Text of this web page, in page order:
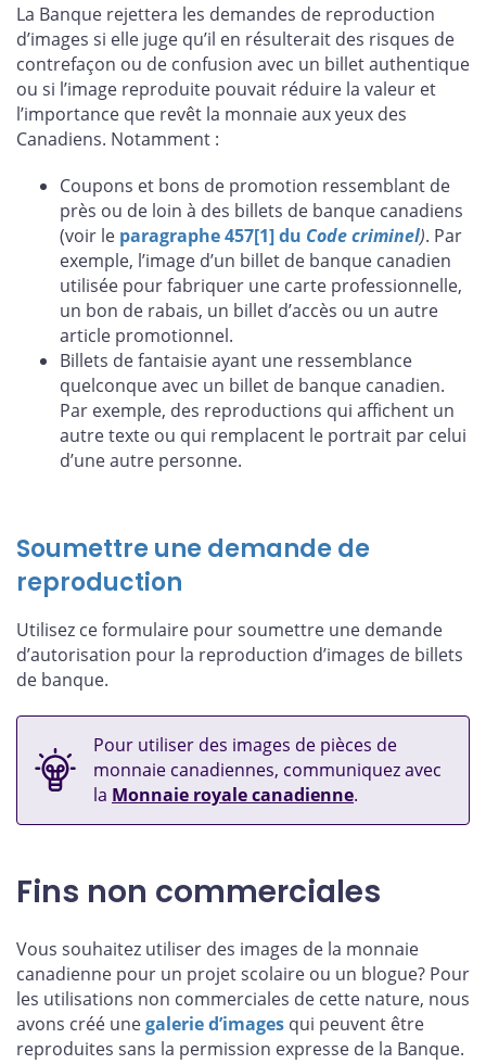
La Banque rejettera les demandes de reproduction
d’images si elle juge qu’il en résulterait des risques de
contrefaçon ou de confusion avec un billet authentique
ou si l’image reproduite pouvait réduire la valeur et
l’importance que revêt la monnaie aux yeux des
Canadiens. Notamment :
Coupons et bons de promotion ressemblant de
près ou de loin à des billets de banque canadiens
(voir le paragraphe 457[1] du Code criminel). Par
exemple, l’image d’un billet de banque canadien
utilisée pour fabriquer une carte professionnelle,
un bon de rabais, un billet d’accès ou un autre
article promotionnel.
Billets de fantaisie ayant une ressemblance
quelconque avec un billet de banque canadien.
Par exemple, des reproductions qui affichent un
autre texte ou qui remplacent le portrait par celui
d’une autre personne.
Soumettre une demande de
reproduction
Utilisez ce formulaire pour soumettre une demande
d’autorisation pour la reproduction d’images de billets
de banque.
Pour utiliser des images de pièces de
monnaie canadiennes, communiquez avec
la Monnaie royale canadienne.
Fins non commerciales
Vous souhaitez utiliser des images de la monnaie
canadienne pour un projet scolaire ou un blogue? Pour
les utilisations non commerciales de cette nature, nous
avons créé unegalerie d’images qui peuvent être
reproduites sans la permission expresse de la Banque.